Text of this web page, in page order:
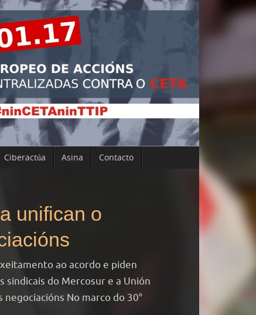
Ciberactúa Asina Contacto
unifican o
ao acordo e piden
sindicais do Mercosur e a Unión
No marco do 30°